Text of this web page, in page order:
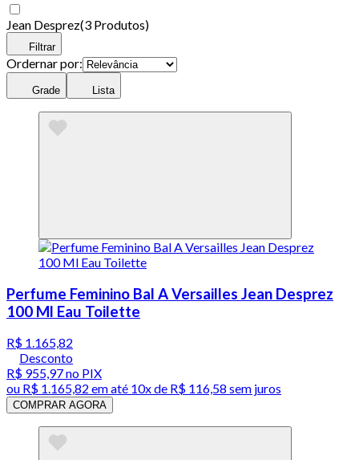
Jean Desprez(3 Produtos)
Filtrar
Ordernar por:
Grade Lista
Perfume Feminino Bal A Versailles Jean Desprez
100 Ml Eau Toilette
R$ 1.165,82
Desconto
R$ 955,97no PIX
ou R$ 1.165,82 em até 10x de R$ 116,58 sem juros
COMPRAR AGORA